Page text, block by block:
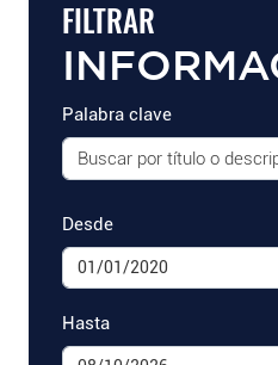
FILTRAR
Palabra clave
Desde
Hasta